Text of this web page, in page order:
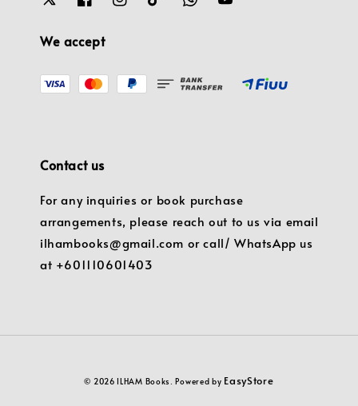
We accept
Contact us
For any inquiries or book purchase
arrangements, please reach out to us via email
ilhambooks@gmail.com or call/ WhatsApp us
at +601110601403
© 2026 ILHAM Books. Powered by EasyStore